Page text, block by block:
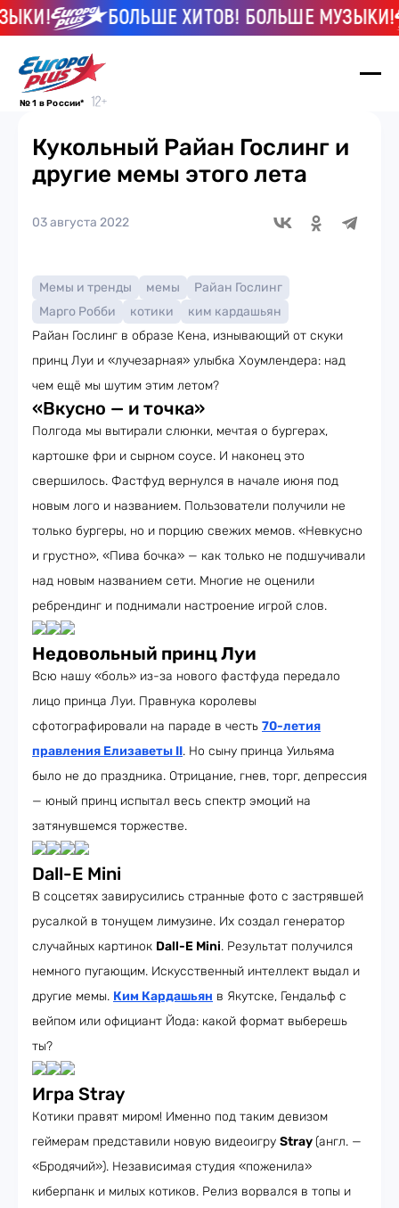
БОЛЬШЕ ХИТОВ! БОЛЬШЕ МУЗЫКИ!
№ 1 в России*
Кукольный Райан Гослинг и
другие мемы этого лета
03 августа 2022
Мемы и тренды мемы
Райан Гослинг
Марго Робби
котики
ким кардашьян
Райан Гослинг в образе Кена, изнывающий от скуки
принц Луи и «лучезарная» улыбка Хоумлендера: над
чем ещё мы шутим этим летом?
«Вкусно — и точка»
Полгода мы вытирали слюнки, мечтая о бургерах,
картошке фри и сырном соусе. И наконец это
свершилось. Фастфуд вернулся в начале июня под
новым лого и названием. Пользователи получили не
только бургеры, но и порцию свежих мемов. «Невкусно
и грустно», «Пива бочка» — как только не подшучивали
над новым названием сети. Многие не оценили
ребрендинг и поднимали настроение игрой слов.
Недовольный принц Луи
Всю нашу «боль» из-за нового фастфуда передало
лицо принца Луи. Правнука королевы
сфотографировали на параде в честь 70-летия
правления Елизаветы II. Но сыну принца Уильяма
было не до праздника. Отрицание, гнев, торг, депрессия
— юный принц испытал весь спектр эмоций на
затянувшемся торжестве.
Dall-E Mini
В соцсетях завирусились странные фото с застрявшей
русалкой в тонущем лимузине. Их создал генератор
случайных картинок Dall-E Mini. Результат получился
немного пугающим. Искусственный интеллект выдал и
другие мемы. Ким Кардашьян в Якутске, Гендальф с
вейпом или официант Йода: какой формат выберешь
ты?
Игра Stray
Котики правят миром! Именно под таким девизом
геймерам представили новую видеоигру Stray(англ. —
«Бродячий»). Независимая студия «поженила»
киберпанк и милых котиков. Релиз ворвался в топы и